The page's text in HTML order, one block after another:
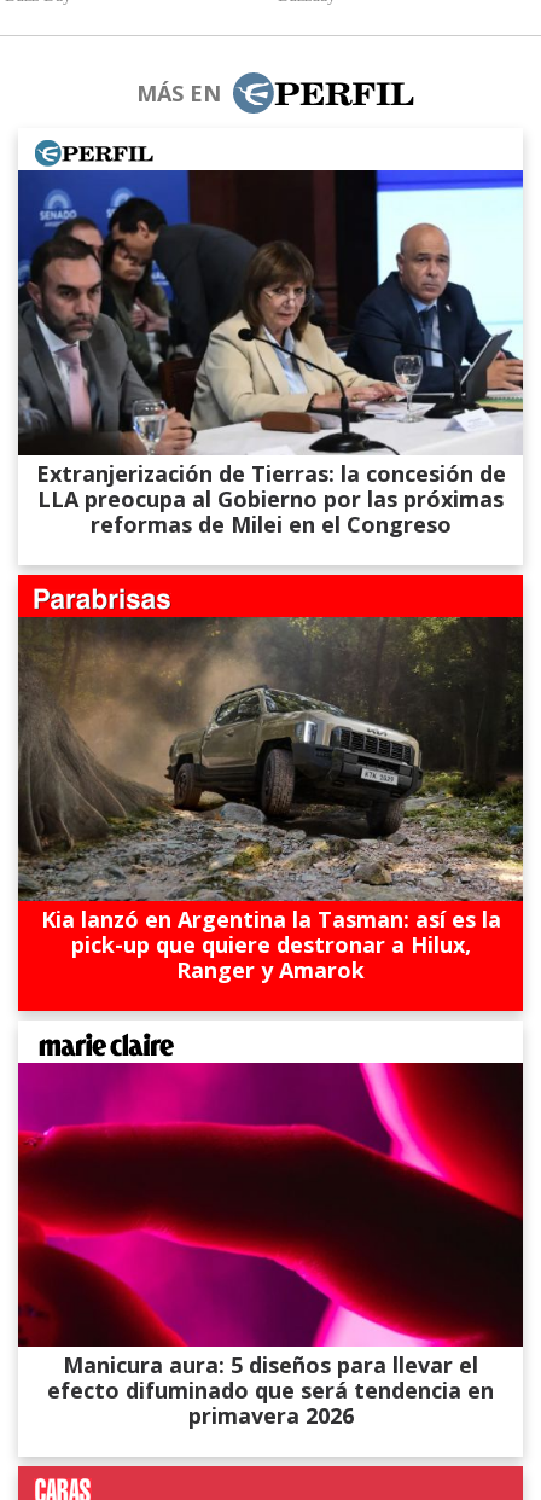
MÁS EN
Extranjerización de Tierras: la concesión de
LLA preocupa al Gobierno por las próximas
reformas de Milei en el Congreso
Kia lanzó en Argentina la Tasman: así es la
pick-up que quiere destronar a Hilux,
Ranger y Amarok
Manicura aura: 5 diseños para llevar el
efecto difuminado que será tendencia en
primavera 2026